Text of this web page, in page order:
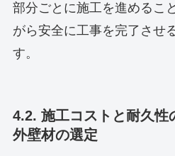
部分ごとに施工を進めるこ
がら安全に工事を完了させ
す。
4.2. 施工コストと耐久性
外壁材の選定